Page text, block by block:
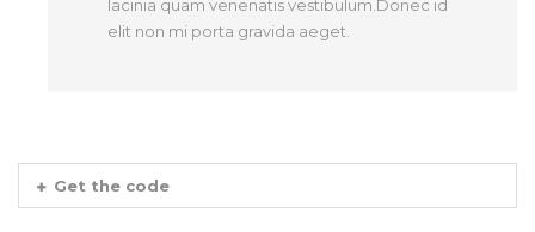
lacinia quam venenatis vestibulum.Donec id
elit non mi porta gravida aeget.
Get the code